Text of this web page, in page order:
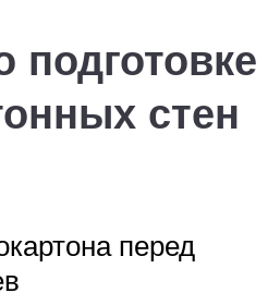
подготовке
стен
перед